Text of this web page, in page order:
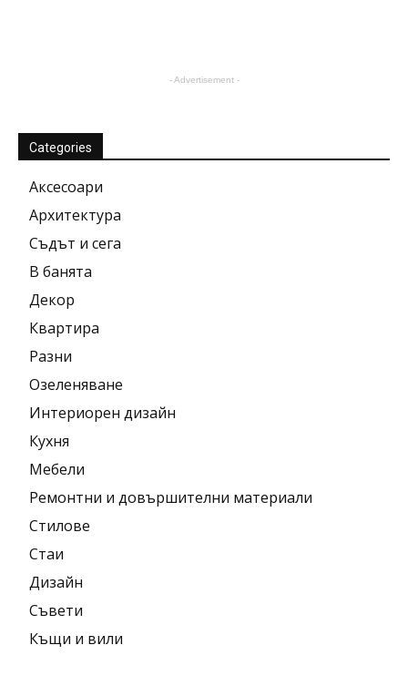
- Advertisement -
Categories
Аксесоари
Архитектура
Съдът и сега
В банята
Декор
Квартира
Разни
Озеленяване
Интериорен дизайн
Кухня
Мебели
Ремонтни и довършителни материали
Стилове
Стаи
Дизайн
Съвети
Къщи и вили